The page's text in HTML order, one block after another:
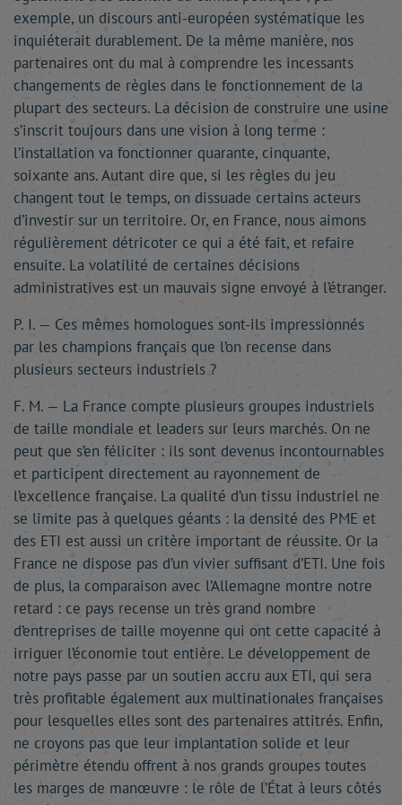
exemple, un discours anti-européen systématique les
inquiéterait durablement. De la même manière, nos
partenaires ont du mal à comprendre les incessants
changements de règles dans le fonctionnement de la
plupart des secteurs. La décision de construire une usine
s’inscrit toujours dans une vision à long terme :
l’installation va fonctionner quarante, cinquante,
soixante ans. Autant dire que, si les règles du jeu
changent tout le temps, on dissuade certains acteurs
d’investir sur un territoire. Or, en France, nous aimons
régulièrement détricoter ce qui a été fait, et refaire
ensuite. La volatilité de certaines décisions
administratives est un mauvais signe envoyé à l’étranger.
P. I. — Ces mêmes homologues sont-ils impressionnés
par les champions français que l’on recense dans
plusieurs secteurs industriels ?
F. M. — La France compte plusieurs groupes industriels
de taille mondiale et leaders sur leurs marchés. On ne
peut que s’en féliciter : ils sont devenus incontournables
et participent directement au rayonnement de
l’excellence française. La qualité d’un tissu industriel ne
se limite pas à quelques géants : la densité des PME et
des ETI est aussi un critère important de réussite. Or la
France ne dispose pas d’un vivier suffisant d’ETI. Une fois
de plus, la comparaison avec l’Allemagne montre notre
retard : ce pays recense un très grand nombre
d’entreprises de taille moyenne qui ont cette capacité à
irriguer l’économie tout entière. Le développement de
notre pays passe par un soutien accru aux ETI, qui sera
très profitable également aux multinationales françaises
pour lesquelles elles sont des partenaires attitrés. Enfin,
ne croyons pas que leur implantation solide et leur
périmètre étendu offrent à nos grands groupes toutes
les marges de manœuvre : le rôle de l’État à leurs côtés